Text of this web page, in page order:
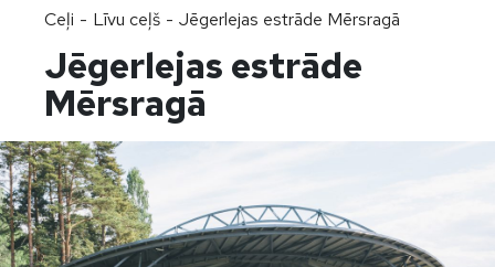
Ceļi - Līvu ceļš - Jēgerlejas estrāde Mērsragā
Jēgerlejas estrāde
Mērsragā